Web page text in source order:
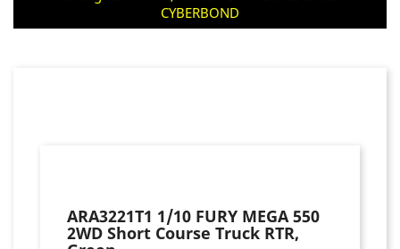
CYBERBOND
ARA3221T1 1/10 FURY MEGA 550
2WD Short Course Truck RTR,